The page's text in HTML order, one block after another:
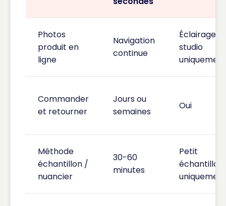
Photos
produit en
ligne
Navigation
continue
Éclairage
studio
uniquement
Commander
et retourner
Jours ou
semaines
Oui
Méthode
échantillon /
nuancier
30-60
minutes
Petit
échantillon
uniquement